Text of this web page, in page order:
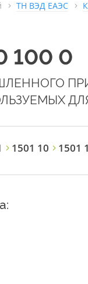
ТН ВЭД ЕАЭС
100 0
1501 10 1501